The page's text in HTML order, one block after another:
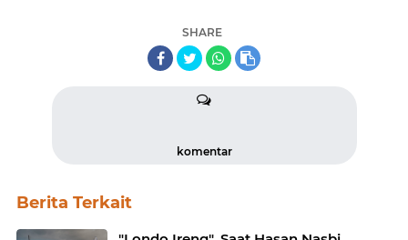
SHARE
komentar
Berita Terkait